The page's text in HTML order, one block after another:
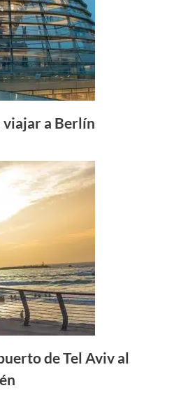
viajar a Berlín
de Tel Aviv al